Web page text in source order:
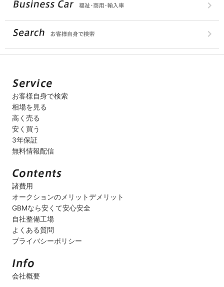
お客様自身で検索
相場を見る
高く売る
安く買う
3年保証
無料情報配信
諸費用
オークションのメリットデメリット
GBMなら安くて安心安全
自社整備工場
よくある質問
プライバシーポリシー
会社概要